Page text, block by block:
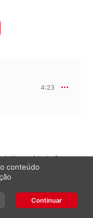
4:23
A Warner Music Group
conteúdo
Continuar